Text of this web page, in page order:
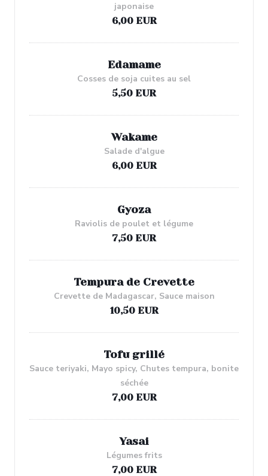
japonaise
6,00 EUR
Edamame
Cosses de soja cuites au sel
5,50 EUR
Wakame
Salade d'algue
6,00 EUR
Gyoza
Raviolis de poulet et légume
7,50 EUR
Tempura de Crevette
Crevette de Madagascar, Sauce maison
10,50 EUR
Tofu grillé
Sauce teriyaki, Mayo spicy, Chutes tempura, bonite
séchée
7,00 EUR
Yasai
Légumes frits
7,00 EUR